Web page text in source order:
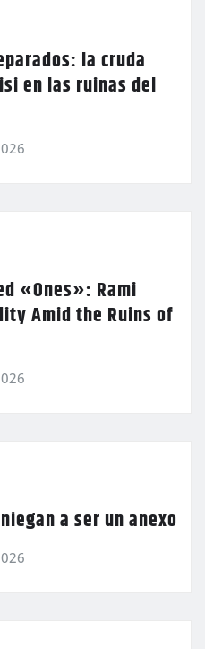
la cruda
en las ruinas del
«Ones»: Rami
Amid the Ruins of
a ser un anexo